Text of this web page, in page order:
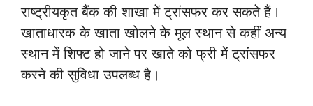
राष्ट्रीयकृत बैंक की शाखा में ट्रांसफर कर सकते हैं।
खाताधारक के खाता खोलने के मूल स्थान से कहीं अन्य
स्थान में शिफ्ट हो जाने पर खाते को फ्री में ट्रांसफर
करने की सुविधा उपलब्ध है।